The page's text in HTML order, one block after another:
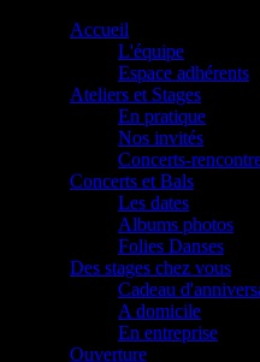
Accueil
L'équipe
Espace adhérents
Ateliers et Stages
En pratique
Nos invités
Concerts-
Concerts et Bals
Les dates
Albums photos
Folies Danses
Des stages chez vous
Cadeau
A domicile
En entreprise
Ouverture